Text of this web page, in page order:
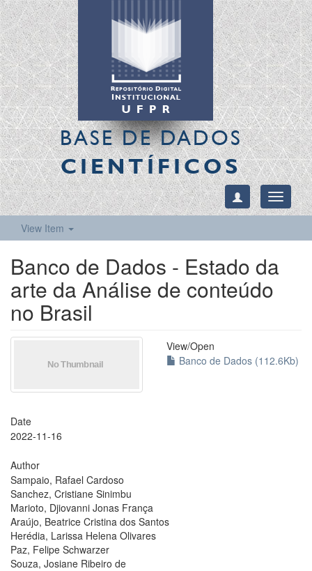
BASE DE DADOS
CIENTÍFICOS
Toggle
View Item
Banco de Dados - Estado da
arte da Análise de conteúdo
no Brasil
View/Open
Banco de Dados (112.6Kb)
Date
2022-11-16
Author
Sampaio, Rafael Cardoso
Sanchez, Cristiane Sinimbu
Marioto, Djiovanni Jonas França
Araújo, Beatrice Cristina dos Santos
Herédia, Larissa Helena Olivares
Paz, Felipe Schwarzer
Souza, Josiane Ribeiro de